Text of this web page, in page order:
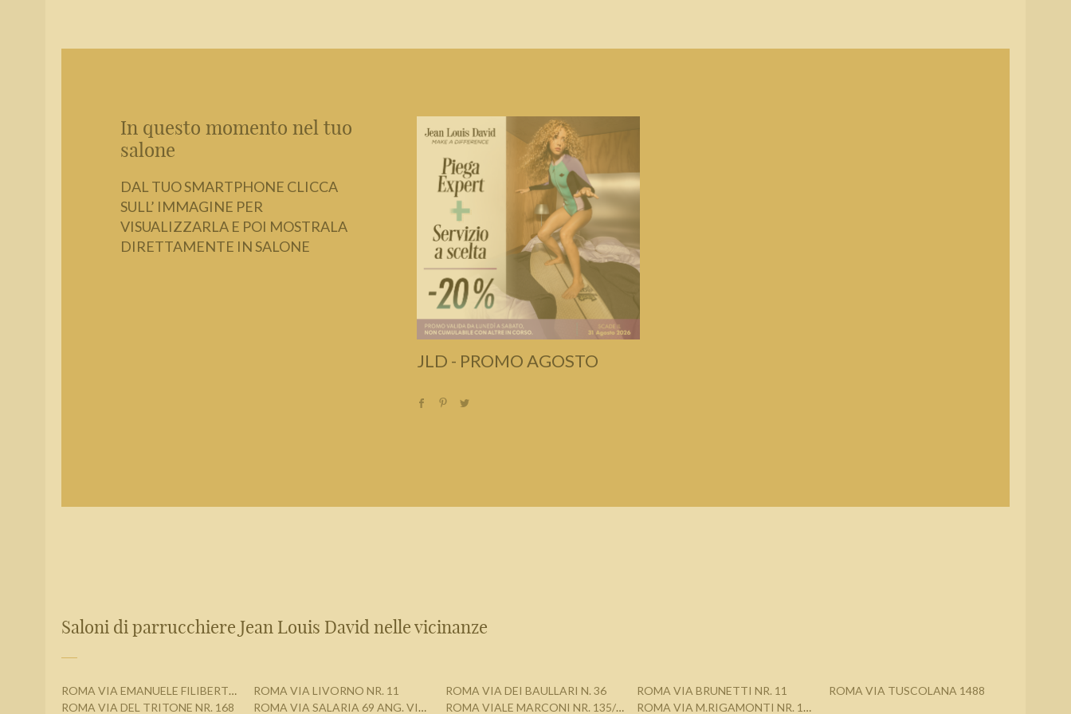
In questo momento nel tuo
salone
DAL TUO SMARTPHONE CLICCA
SULL’ IMMAGINE PER
VISUALIZZARLA E POI MOSTRALA
DIRETTAMENTE IN SALONE
JLD - PROMO AGOSTO
Saloni di parrucchiere Jean Louis David nelle vicinanze
ROMA VIA EMANUELE FILIBERTO, 235
ROMA VIA DEL TRITONE NR. 168
ROMA VIA LIVORNO NR. 11
ROMA VIA SALARIA 69 ANG. VIA ISONZO
ROMA VIA DEI BAULLARI N. 36
ROMA VIALE MARCONI NR. 135/137
ROMA VIA BRUNETTI NR. 11
ROMA VIA M.RIGAMONTI NR. 100 - C.C. I GRANAI
ROMA VIA TUSCOLANA 1488